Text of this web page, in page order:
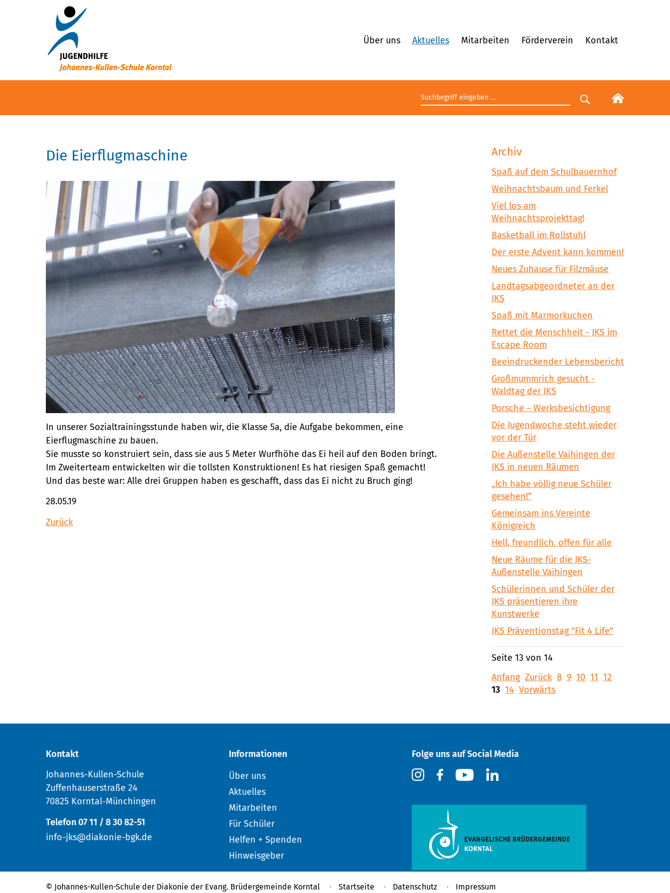
Über uns Aktuelles Mitarbeiten Förderverein Kontakt
Suchbegriff eingeben
Suche starten
Die Eierflugmaschine
In unserer Sozialtrainingsstunde haben wir, die Klasse 5a, die Aufgabe bekommen, eine
Eierflugmaschine zu bauen.
Sie musste so konstruiert sein, dass sie aus 5 Meter Wurfhöhe das Ei heil auf den Boden bringt.
Im Zweiterteam entwickelten wir die tollsten Konstruktionen! Es hat riesigen Spaß gemacht!
Und das beste war: Alle drei Gruppen haben es geschafft, dass das Ei nicht zu Bruch ging!
28.05.19
Zurück
Archiv
Spaß auf dem Schulbauernhof
Weihnachtsbaum und Ferkel
Viel los am
Weihnachtsprojekttag!
Basketball im Rollstuhl
Der erste Advent kann kommen!
Neues Zuhause für Filzmäuse
Landtagsabgeordneter an der
JKS
Spaß mit Marmorkuchen
Rettet die Menschheit - JKS im
Escape Room
Beeindruckender Lebensbericht
Großmummrich gesucht -
Waldtag der JKS
Porsche – Werksbesichtigung
Die Jugendwoche steht wieder
vor der Tür
Die Außenstelle Vaihingen der
JKS in neuen Räumen
„Ich habe völlig neue Schüler
gesehen!“
Gemeinsam ins Vereinte
Königreich
Hell, freundlich, offen für alle
Neue Räume für die JKS-
Außenstelle Vaihingen
Schülerinnen und Schüler der
JKS präsentieren ihre
Kunstwerke
JKS Präventionstag "Fit 4 Life"
Seite 13 von 14
Anfang Zurück 8 9 10 11 12
13 14 Vorwärts
Kontakt
Johannes-Kullen-Schule
Zuffenhauserstraße 24
70825 Korntal-Münchingen
Telefon 07 11 / 8 30 82-51
info-jks@diakonie-bgk.de
Informationen
Über uns
Aktuelles
Mitarbeiten
Für Schüler
Helfen + Spenden
Hinweisgeber
Folge uns auf Social Media
© Johannes-Kullen-Schule der Diakonie der Evang. Brüdergemeinde Korntal Startseite Datenschutz Impressum